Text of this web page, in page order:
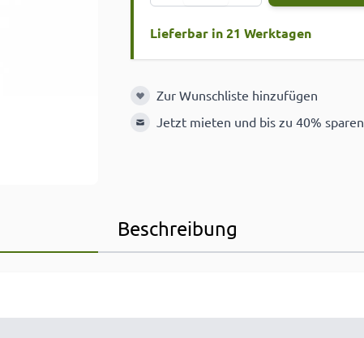
Lieferbar in 21 Werktagen
Zur Wunschliste hinzufügen
Zur Wunschliste hinzufügen
Jetzt mieten und bis zu 40% sparen
Beschreibung